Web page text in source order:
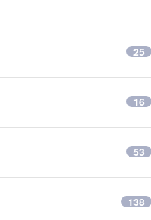
25
16
53
138